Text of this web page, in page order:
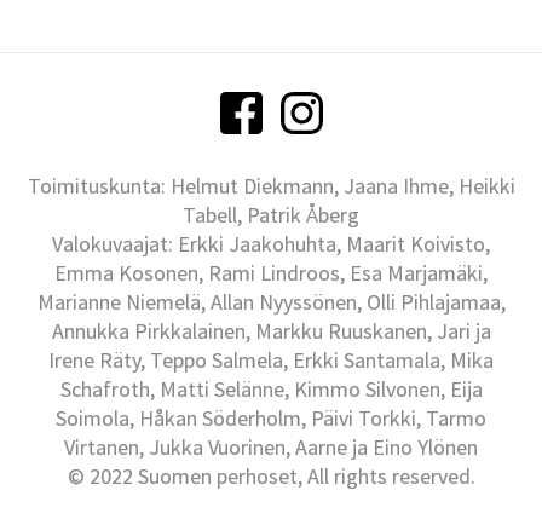
Toimituskunta: Helmut Diekmann, Jaana Ihme, Heikki
Tabell, Patrik Åberg
Valokuvaajat: Erkki Jaakohuhta, Maarit Koivisto,
Emma Kosonen, Rami Lindroos, Esa Marjamäki,
Marianne Niemelä, Allan Nyyssönen, Olli Pihlajamaa,
Annukka Pirkkalainen, Markku Ruuskanen, Jari ja
Irene Räty, Teppo Salmela, Erkki Santamala, Mika
Schafroth, Matti Selänne, Kimmo Silvonen, Eija
Soimola, Håkan Söderholm, Päivi Torkki, Tarmo
Virtanen, Jukka Vuorinen, Aarne ja Eino Ylönen
© 2022 Suomen perhoset, All rights reserved.